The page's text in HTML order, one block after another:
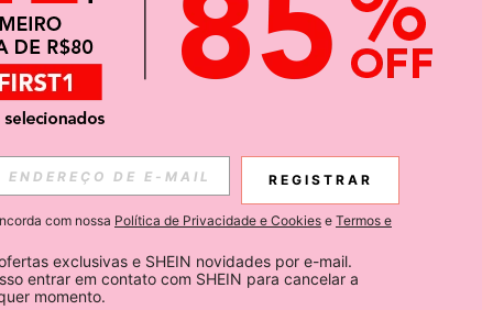
APP
SOBRE SHEIN.
Inscreva-se
REGISTRAR
com nossa Política de Privacidade e Cookies e Termos e
exclusivas e SHEIN novidades por e-mail.
entrar em contato com SHEIN para cancelar a
momento.